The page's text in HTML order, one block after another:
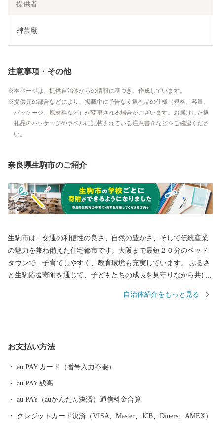
提供者
艸芸廠
注意事項・その他
本ページは、提供自治体からの情報に基づき、作成しています。
提供元の都合などにより、掲載中に予告なく返礼品の仕様（規格、容量、
パッケージ、原材料など）が変更される場合がございます。お届けした返
礼品のパッケージやラベルに記載されている注意書きなどをご確認くださ
い。
奈良県生駒市のご紹介
生駒市は、交通の利便性の良さ、自然の豊かさ、そして伝統産業
の魅力を兼ね備えた住宅都市です。大阪まで最短２０分のベッド
タウンで、子育てしやすく、教育環境も充実しています。 ふるさ
と生駒応援寄附を通じて、子どもたちの成長を見守りながら共に
自治体紹介をもっと見る
お支払い方法
au PAY カード（番号入力不要）
au PAY 残高
au PAY（auかんたん決済）通信料金合算
クレジットカード決済（VISA、Master、JCB、Diners、AMEX）